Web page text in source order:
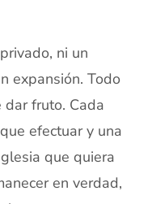
ni un
expansión. Todo
fruto. Cada
efectuar y una
que quiera
en verdad,